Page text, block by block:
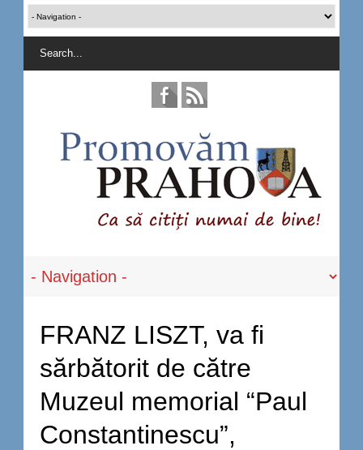
FRANZ LISZT, va fi
sărbătorit de către
Muzeul memorial “Paul
Constantinescu”,